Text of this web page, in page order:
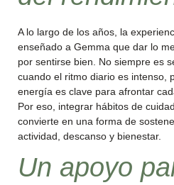
A lo largo de los años, la
enseñado a Gemma que dar lo
por sentirse bien. No siempre es
cuando el ritmo diario es intenso,
energía es clave para afrontar
Por eso, integrar hábitos de
convierte en una forma de
actividad, descanso y bienestar.
Un apoyo